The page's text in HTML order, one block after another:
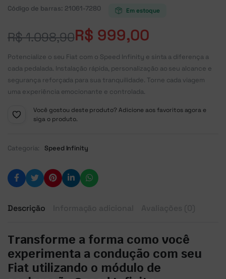
Código de barras: 21061-7280 Em estoque
R$1.098,90R$ 999,00
Potencialize o seu Fiat com o Speed Infinity e sinta a diferença a
cada pedalada. Instalação rápida, personalização ao seu alcance e
segurança reforçada para sua tranquilidade. Torne cada viagem
uma experiência emocionante e controlada.
Você gostou deste produto? Adicione aos favoritos agora e
siga o produto.
Categoria: Speed Infinity
Descrição
Transforme a forma como você
experimenta a condução com seu
Fiat utilizando o módulo de